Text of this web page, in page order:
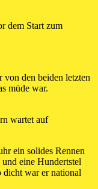
dem Start zum
von den beiden letzten
müde war.
wartet auf
ein solides Rennen
eine Hundertstel
dicht war er national